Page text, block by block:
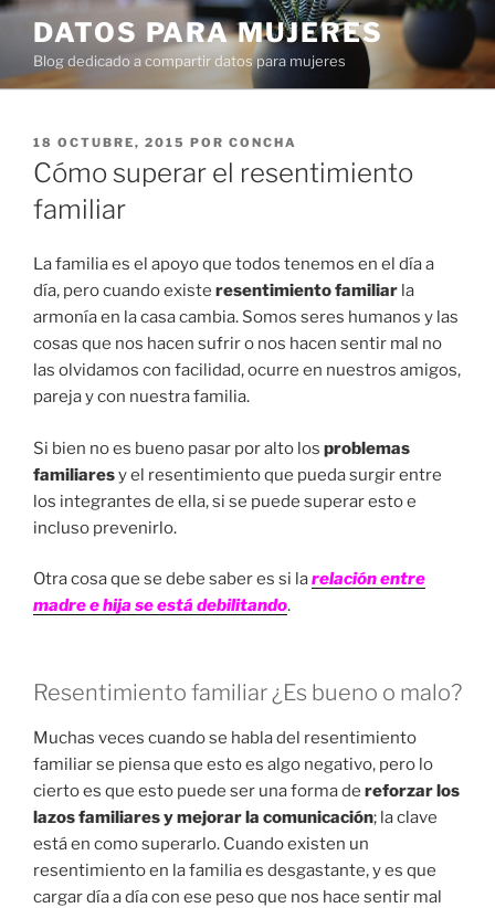
Ir
contenido
DATOS PARA MUJERES
Blog dedicado a compartir datos para mujeres
PUBLICADO
EN
18 OCTUBRE, 2015 POR CONCHA
Cómo superar el resentimiento
familiar
La familia es el apoyo que todos tenemos en el día a
día, pero cuando existe resentimiento familiar la
armonía en la casa cambia. Somos seres humanos y las
cosas que nos hacen sufrir o nos hacen sentir mal no
las olvidamos con facilidad, ocurre en nuestros amigos,
pareja y con nuestra familia.
Si bien no es bueno pasar por alto los problemas
familiaresy el resentimiento que pueda surgir entre
los integrantes de ella, si se puede superar esto e
incluso prevenirlo.
Otra cosa que se debe saber es si larelación entre
madre e hija se está debilitando.
Resentimiento familiar ¿Es bueno o malo?
Muchas veces cuando se habla del resentimiento
familiar se piensa que esto es algo negativo, pero lo
cierto es que esto puede ser una forma de reforzar los
lazos familiares y mejorar la comunicación; la clave
está en como superarlo. Cuando existen un
resentimiento en la familia es desgastante, y es que
cargar día a día con ese peso que nos hace sentir mal